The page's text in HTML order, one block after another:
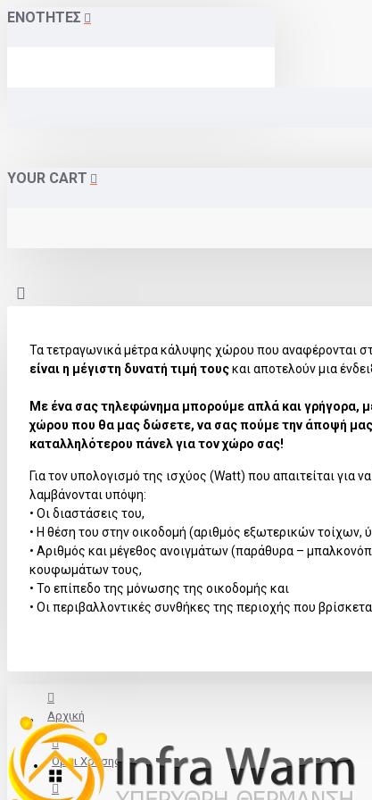
ΕΝΟΤΗΤΕΣ
YOUR CART
Τα τετραγωνικά μέτρα κάλυψης χώρου που αναφέρονται
είναι η μέγιστη δυνατή τιμή τουςκαι αποτελούν μια
Με ένα σας τηλεφώνημα μπορούμε απλά και γρήγορα,
χώρου που θα μας δώσετε, να σας πούμε την άποψή μας
καταλληλότερου πάνελ για τον χώρο σας!
Για τον υπολογισμό της ισχύος (Watt) που απαιτείται για
λαμβάνονται υπόψη:
• Οι διαστάσεις του,
• Η θέση του στην οικοδομή (αριθμός εξωτερικών
• Αριθμός και μέγεθος ανοιγμάτων (παράθυρα –
κουφωμάτων τους,
• Το επίπεδο της μόνωσης της οικοδομής και
• Οι περιβαλλοντικές συνθήκες της περιοχής που
Αρχική
Όροι Χρήσης